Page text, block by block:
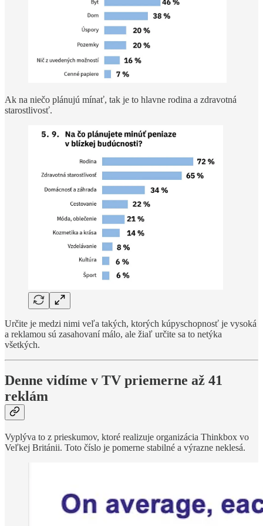
Ak na niečo plánujú mínať, tak je to hlavne rodina a zdravotná
starostlivosť.
Určite je medzi nimi veľa takých, ktorých kúpyschopnosť je vysoká
a reklamou sú zasahovaní málo, ale žiaľ určite sa to netýka
všetkých.
Denne vidíme v TV priemerne až 41
reklám
Vyplýva to z prieskumov, ktoré realizuje organizácia Thinkbox vo
Veľkej Británii. Toto číslo je pomerne stabilné a výrazne neklesá.